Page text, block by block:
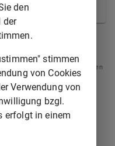
rechts zur Navigation zwischen
den
stimmen
von Cookies
Verwendung von
bzgl.
erfolgt in einem